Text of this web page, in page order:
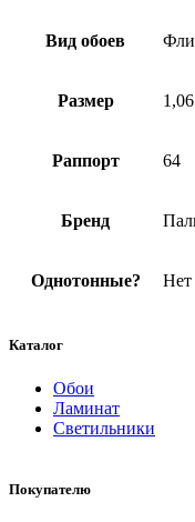
Вид обоев
Размер
Раппорт 64
Бренд
Однотонные? Нет
Каталог
Обои
Ламинат
Светильники
Покупателю